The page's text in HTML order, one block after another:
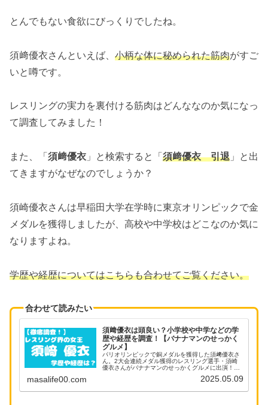
とんでもない食欲にびっくりでしたね。
須﨑優衣さんといえば、 小柄な体に秘められた筋肉がすご
いと噂です。
レスリングの実力を裏付ける筋肉はどんななのか気になっ
て調査してみました！
また、「 須﨑優衣 」と検索すると「 須﨑優衣 引退 」と出
てきますがなぜなのでしょうか？
須崎優衣さんは早稲田大学在学時に東京オリンピックで金
メダルを獲得しましたが、高校や中学校はどこなのか気に
なりますよね。
学歴や経歴についてはこちらも合わせてご覧ください。
合わせて読みたい
須﨑優衣は頭良い？小学校や中学などの学
歴や経歴を調査！【バナナマンのせっかく
グルメ】
パリオリンピックで銅メダルを獲得した須﨑優衣さ
ん。2大会連続メダル獲得のレスリング選手・須崎
優衣さんがバナナマンのせっかくグルメに出演！そ
の経歴を調査してみました。須崎優衣さんは頭がい
masalife00.com 2025.05.09